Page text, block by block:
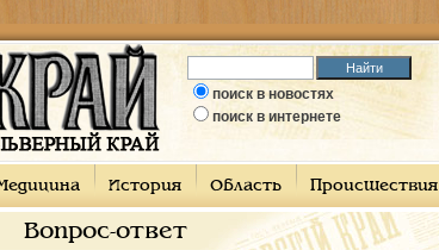
поиск в новостях
поиск в интернете
История Область Происшествия
Вопрос-ответ